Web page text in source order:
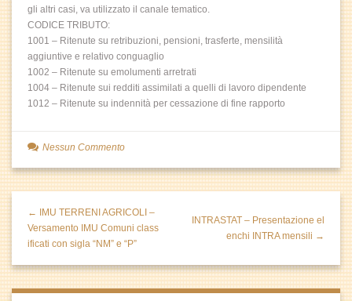
gli altri casi, va utilizzato il canale tematico.
CODICE TRIBUTO:
1001 – Ritenute su retribuzioni, pensioni, trasferte, mensilità
aggiuntive e relativo conguaglio
1002 – Ritenute su emolumenti arretrati
1004 – Ritenute sui redditi assimilati a quelli di lavoro dipendente
1012 – Ritenute su indennità per cessazione di fine rapporto
Nessun Commento
← IMU TERRENI AGRICOLI –
Versamento IMU Comuni class
ificati con sigla “NM” e “P”
INTRASTAT – Presentazione el
enchi INTRA mensili →